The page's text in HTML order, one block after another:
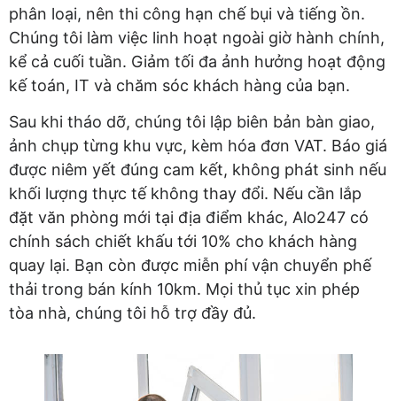
phân loại, nên thi công hạn chế bụi và tiếng ồn.
Chúng tôi làm việc linh hoạt ngoài giờ hành chính,
kể cả cuối tuần. Giảm tối đa ảnh hưởng hoạt động
kế toán, IT và chăm sóc khách hàng của bạn.
Sau khi tháo dỡ, chúng tôi lập biên bản bàn giao,
ảnh chụp từng khu vực, kèm hóa đơn VAT. Báo giá
được niêm yết đúng cam kết, không phát sinh nếu
khối lượng thực tế không thay đổi. Nếu cần lắp
đặt văn phòng mới tại địa điểm khác, Alo247 có
chính sách chiết khấu tới 10% cho khách hàng
quay lại. Bạn còn được miễn phí vận chuyển phế
thải trong bán kính 10km. Mọi thủ tục xin phép
tòa nhà, chúng tôi hỗ trợ đầy đủ.